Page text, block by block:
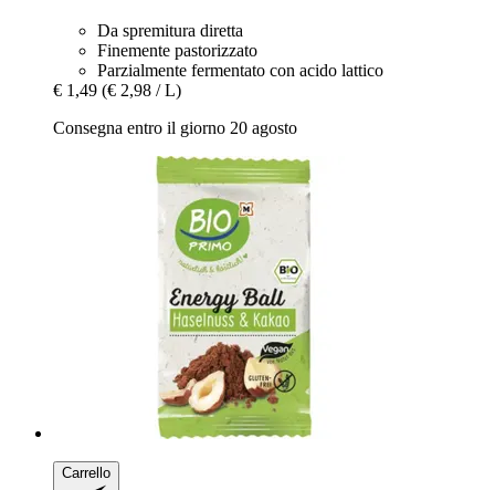
Da spremitura diretta
Finemente pastorizzato
Parzialmente fermentato con acido lattico
€ 1,49 (€ 2,98 / L)
Consegna entro il giorno 20 agosto
Carrello